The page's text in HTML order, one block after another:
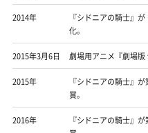
2014年
『シドニアの騎士』
化。
2015年3月6日 劇場用アニメ『劇場版
2015年
『シドニアの騎士』
賞。
2016年
『シドニアの騎士』